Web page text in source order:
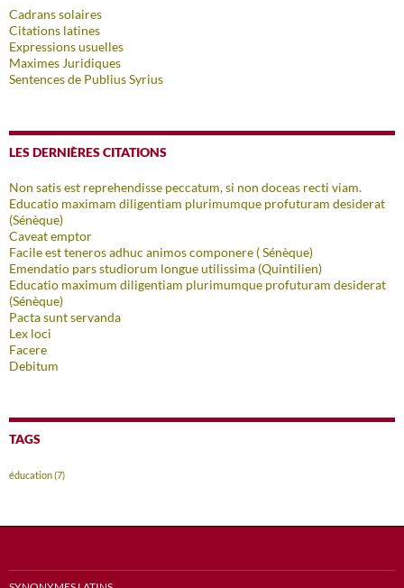
Cadrans solaires
Citations latines
Expressions usuelles
Maximes Juridiques
Sentences de Publius Syrius
LES DERNIÈRES CITATIONS
Non satis est reprehendisse peccatum, si non doceas recti viam.
Educatio maximam diligentiam plurimumque profuturam desiderat
(Sénèque)
Caveat emptor
Facile est teneros adhuc animos componere ( Sénèque)
Emendatio pars studiorum longue utilissima (Quintilien)
Educatio maximum diligentiam plurimumque profuturam desiderat
(Sénèque)
Pacta sunt servanda
Lex loci
Facere
Debitum
TAGS
éducation(7)